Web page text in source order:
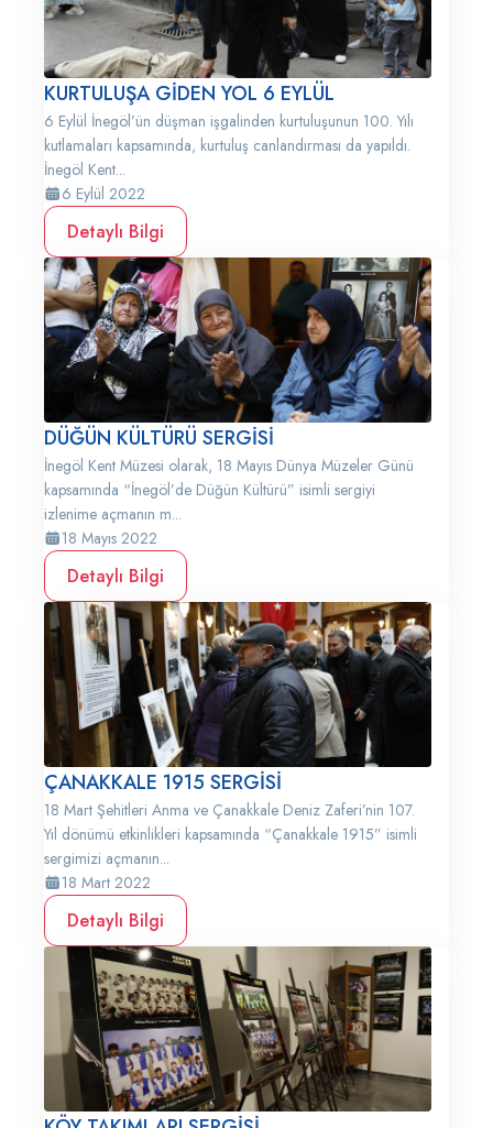
KURTULUŞA GİDEN YOL 6 EYLÜL
6 Eylül İnegöl’ün düşman işgalinden kurtuluşunun 100. Yılı
kutlamaları kapsamında, kurtuluş canlandırması da yapıldı.
İnegöl Kent...
6 Eylül 2022
Detaylı Bilgi
DÜĞÜN KÜLTÜRÜ SERGİSİ
İnegöl Kent Müzesi olarak, 18 Mayıs Dünya Müzeler Günü
kapsamında “İnegöl’de Düğün Kültürü” isimli sergiyi
izlenime açmanın m...
18 Mayıs 2022
Detaylı Bilgi
ÇANAKKALE 1915 SERGİSİ
18 Mart Şehitleri Anma ve Çanakkale Deniz Zaferi’nin 107.
Yıl dönümü etkinlikleri kapsamında “Çanakkale 1915” isimli
sergimizi açmanın...
18 Mart 2022
Detaylı Bilgi